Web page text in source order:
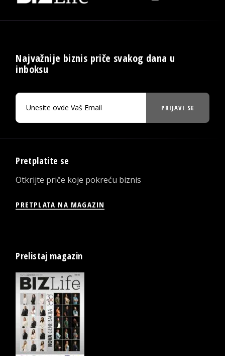
Najvažnije biznis priče svakog dana u
inboksu
PRIJAVI SE
Pretplatite se
Otkrijte priče koje pokreću biznis
PRETPLATA NA MAGAZIN
Prelistaj magazin